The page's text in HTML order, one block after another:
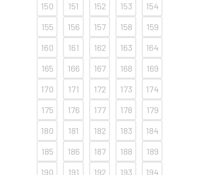
150
151 152 153
154
155
156 157 158
159
160
161 162 163
164
165
166 167 168
169
170
171 172 173
174
175
176 177 178
179
180
181 182 183
184
185
186 187 188
189
190
191 192 193
194